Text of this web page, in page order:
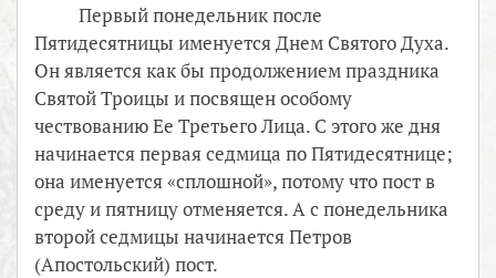
Первый понедельник после
Пятидесятницы именуется Днем Святого Духа.
Он является как бы продолжением праздника
Святой Троицы и посвящен особому
чествованию Ее Третьего Лица. С этого же дня
начинается первая седмица по Пятидесятнице;
она именуется «сплошной», потому что пост в
среду и пятницу отменяется. А с понедельника
второй седмицы начинается Петров
(Апостольский) пост.